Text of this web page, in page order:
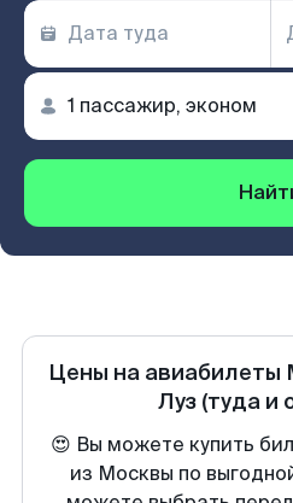
Цены на авиабилеты
Луз (туда и
😍 Вы можете купить
из Москвы по